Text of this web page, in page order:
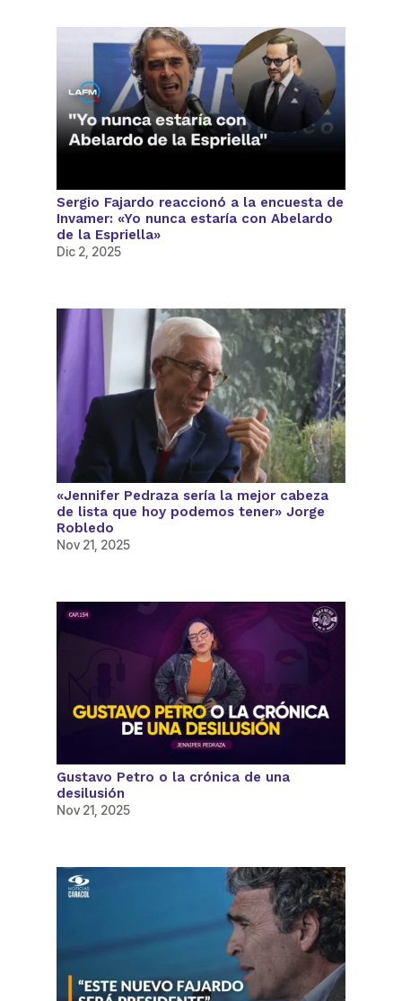
Sergio Fajardo reaccionó a la encuesta de
Invamer: «Yo nunca estaría con Abelardo
de la Espriella»
Dic 2, 2025
«Jennifer Pedraza sería la mejor cabeza
de lista que hoy podemos tener» Jorge
Robledo
Nov 21, 2025
Gustavo Petro o la crónica de una
desilusión
Nov 21, 2025